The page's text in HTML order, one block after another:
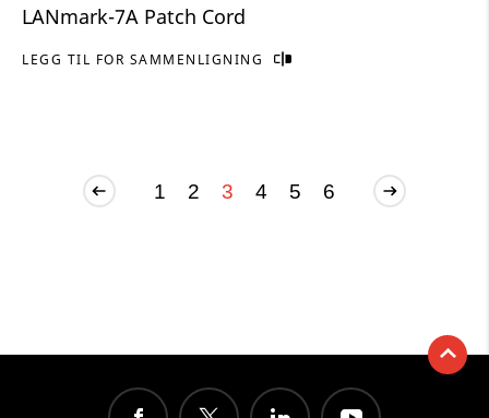
LEGG TIL FOR SAMMENLIGNING
LANmark-7A Patch Cord
1 2 3 4 5 6